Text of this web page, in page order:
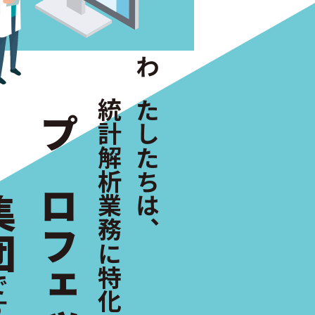
わたしたちは、
統計解析業務に特化した